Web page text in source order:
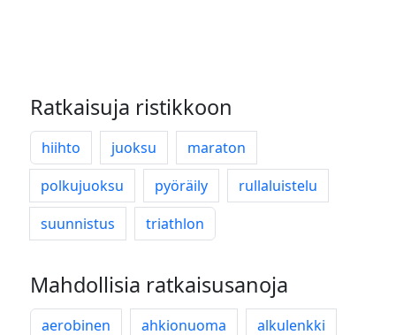
Ratkaisuja ristikkoon
hiihto juoksu
maraton
polkujuoksu
pyöräily
rullaluistelu
suunnistus
triathlon
Mahdollisia ratkaisusanoja
aerobinen ahkionuoma
alkulenkki